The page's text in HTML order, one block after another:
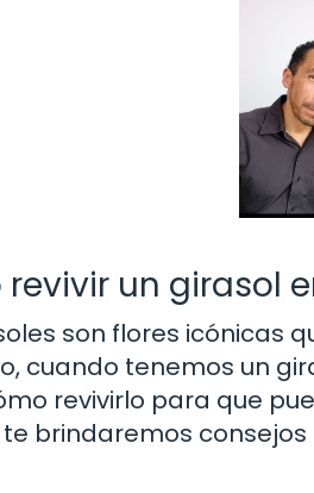
revivir un girasol
son flores icónicas
cuando tenemos un
revivirlo para que
brindaremos